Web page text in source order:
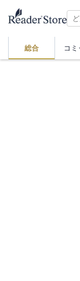
総合 コミ